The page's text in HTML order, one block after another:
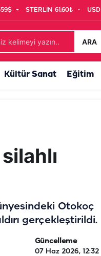
STERLIN 61,60₺ USD
ARA
Kültür Sanat Eğitim
Otokoç
gerçekleştirildi.
Güncelleme
07 Haz 2026, 12:32